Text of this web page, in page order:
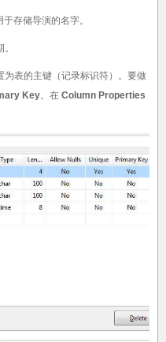
存储导演的名字。
为表的主键（记录标识符）。要做
Key。在 Column Properties